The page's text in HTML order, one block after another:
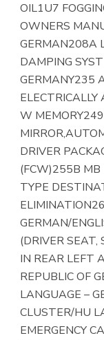
OIL1U7
OWNERS
GERMAN208A
DAMPING
GERMANY235
W
DRIVER
(FCW)255B
TYPE
GERMAN/
(DRIVER SEAT,
IN REAR LEFT
REPUBLIC OF
LANGUAGE –
CLUSTER/HU
EMERGENCY